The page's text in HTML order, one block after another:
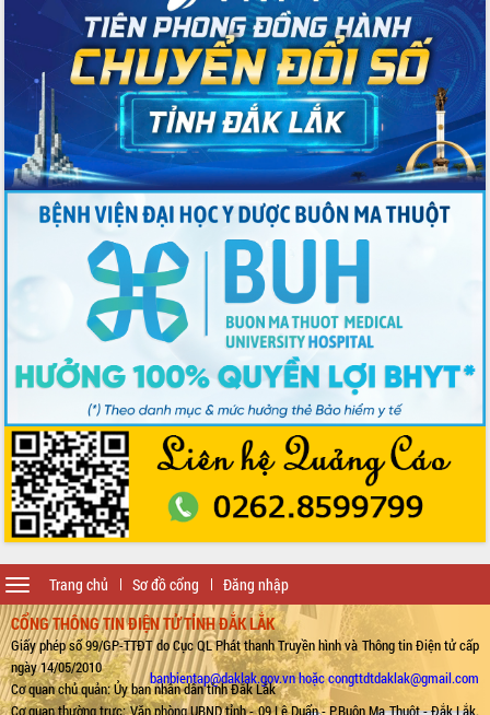
Trang chủ Sơ đồ cổng Đăng nhập
Toggle
navigation
CỔNG THÔNG TIN ĐIỆN TỬ TỈNH ĐẮK LẮK
Giấy phép số 99/GP-TTĐT do Cục QL Phát thanh Truyền hình và Thông tin Điện tử cấp
ngày 14/05/2010
Cơ quan chủ quản: Ủy ban nhân dân tỉnh Đắk Lắk
Cơ quan thường trực: Văn phòng UBND tỉnh - 09 Lê Duẩn - P.Buôn Ma Thuột - Đắk Lắk.
banbientap@daklak.gov.vn hoặc congttdtdaklak@gmail.com